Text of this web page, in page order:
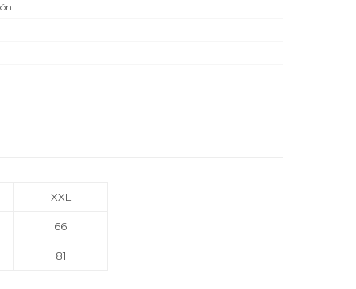
XXL
66
81